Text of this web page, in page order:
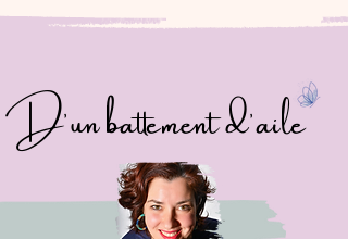
D'un battement d'aile